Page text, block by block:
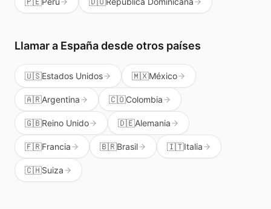
Llamar a Españadesde otros países
🇺🇸Estados Unidos 🇲🇽México
🇦🇷Argentina 🇨🇴Colombia
🇬🇧Reino Unido 🇩🇪Alemania
🇫🇷Francia 🇧🇷Brasil 🇮🇹Italia
🇨🇭Suiza